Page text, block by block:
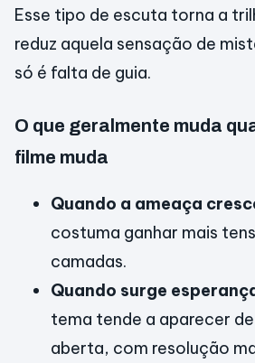
Esse tipo de escuta torna a
reduz aquela sensação de
só é falta de guia.
O que geralmente muda
filme muda
Quando a ameaça
costuma ganhar mais
camadas.
Quando surge
tema tende a aparecer
aberta, com resolução